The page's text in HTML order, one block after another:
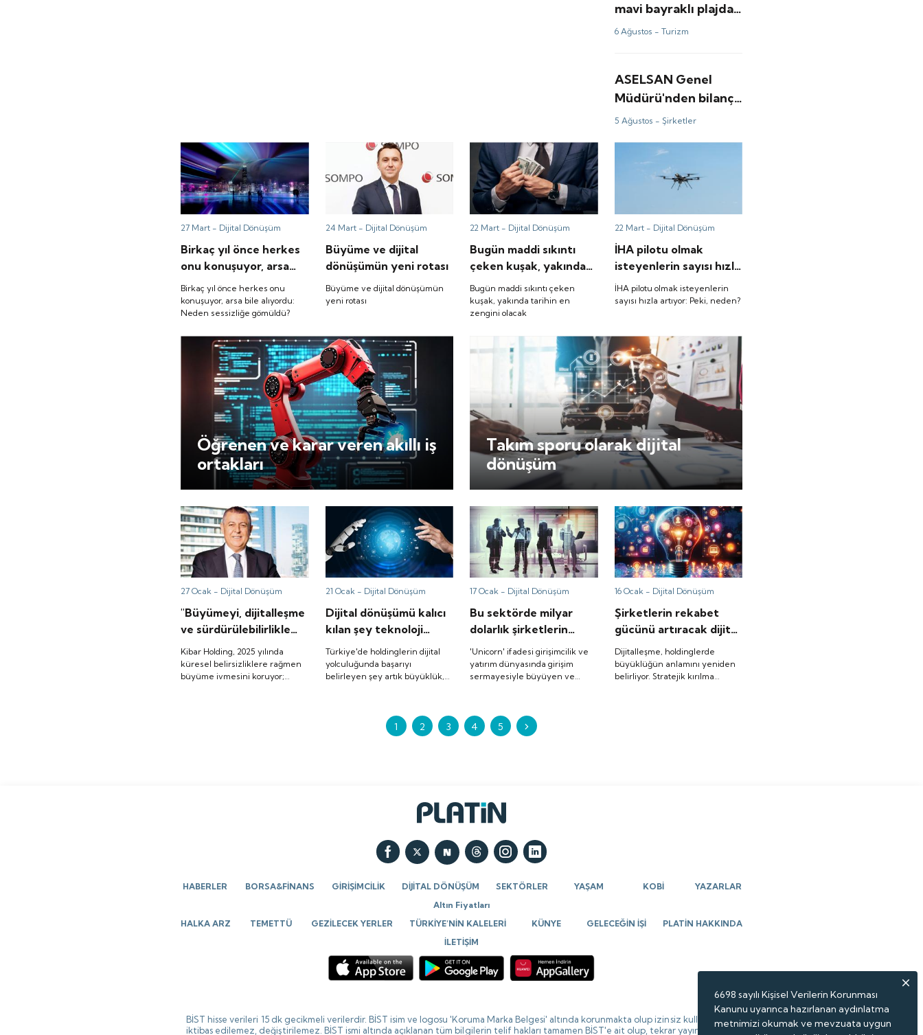
mavi bayraklı plajda
akıllı dönem
6 Ağustos - Turizm
ASELSAN Genel
Müdürü'nden bilanço
değerlendirmesi
5 Ağustos - Şirketler
27 Mart - Dijital Dönüşüm
Birkaç yıl önce herkes
onu konuşuyor, arsa
bile alıyordu: Neden
sessizliğe gömüldü?
Birkaç yıl önce herkes onu
konuşuyor, arsa bile alıyordu:
Neden sessizliğe gömüldü?
24 Mart - Dijital Dönüşüm
Büyüme ve dijital
dönüşümün yeni rotası
Büyüme ve dijital dönüşümün
yeni rotası
22 Mart - Dijital Dönüşüm
Bugün maddi sıkıntı
çeken kuşak, yakında
tarihin en zengini
olacak
Bugün maddi sıkıntı çeken
kuşak, yakında tarihin en
zengini olacak
22 Mart - Dijital Dönüşüm
İHA pilotu olmak
isteyenlerin sayısı hızla
artıyor: Peki, neden?
İHA pilotu olmak isteyenlerin
sayısı hızla artıyor: Peki, neden?
Öğrenen ve karar veren akıllı iş
ortakları
Takım sporu olarak dijital
dönüşüm
27 Ocak - Dijital Dönüşüm
"Büyümeyi, dijitalleşme
ve sürdürülebilirlikle
yönetiyoruz"
Kibar Holding, 2025 yılında
küresel belirsizliklere rağmen
büyüme ivmesini koruyor;
21 Ocak - Dijital Dönüşüm
Dijital dönüşümü kalıcı
kılan şey teknoloji
değil, cesaret
Türkiye'de holdinglerin dijital
yolculuğunda başarıyı
belirleyen şey artık büyüklük,
Başarı; inisiyatif alma,
uyumlanma ve odaklanma
kapasitesinin yanı sıra
17 Ocak - Dijital Dönüşüm
Bu sektörde milyar
dolarlık şirketlerin
kurucuları giderek
gençleşiyor: Peki,
neden?
'Unicorn' ifadesi girişimcilik ve
yatırım dünyasında girişim
sermayesiyle büyüyen ve
Yapay zeka alanında ise bu
şirketlerin kurucuları giderek
gençleşiyor. Peki, neden?
16 Ocak - Dijital Dönüşüm
Şirketlerin rekabet
gücünü artıracak dijital
inovasyon stratejileri
Dijitalleşme, holdinglerde
büyüklüğün anlamını yeniden
belirliyor. Stratejik kırılma
1 2 3 4 5
HABERLER BORSA&FİNANS GİRİŞİMCİLİK DİJİTAL DÖNÜŞÜM SEKTÖRLER YAŞAM KOBİ
YAZARLAR
Altın Fiyatları
HALKA ARZ
TEMETTÜ GEZİLECEK YERLER TÜRKİYE’NİN KALELERİ KÜNYE GELECEĞİN İŞİ
PLATİN HAKKINDA
İLETİŞİM
BİST hisse verileri 15 dk gecikmeli verilerdir. BİST isim ve logosu 'Koruma Marka Belgesi' altında korunmakta olup izinsiz kullanılamaz,
iktibas edilemez, değiştirilemez. BİST ismi altında açıklanan tüm bilgilerin telif hakları tamamen BİST'e ait olup, tekrar yayınlanamaz.
6698 sayılı Kişisel Verilerin Korunması
Kanunu uyarınca hazırlanan aydınlatma
metnimizi okumak ve mevzuata uygun